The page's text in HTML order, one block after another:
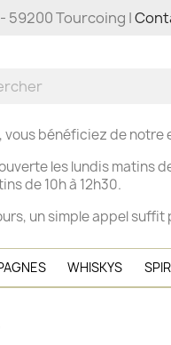
59200 Tourcoing |
vous bénéficiez de notre
leslundis matins
de 10h à 12h30.
un simple appel
WHISKYS